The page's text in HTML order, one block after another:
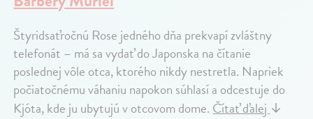
Štyridsaťročnú Rose jedného dňa prekvapí zvláštny
telefonát – má sa vydať do Japonska na čítanie
poslednej vôle otca, ktorého nikdy nestretla. Napriek
počiatočnému váhaniu napokon súhlasí a odcestuje do
Kjóta, kde ju ubytujú v otcovom dome.Čítať ďalej↓